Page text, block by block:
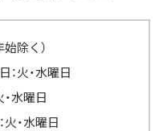
除く）
火・水曜日
水曜日
・水曜日